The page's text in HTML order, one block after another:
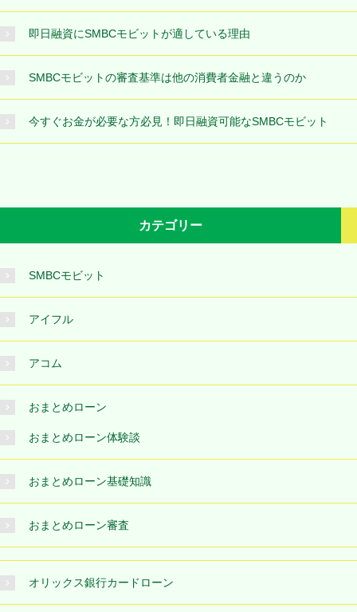
即日融資にSMBCモビットが適している理由
SMBCモビットの審査基準は他の消費者金融と違うのか
今すぐお金が必要な方必見！即日融資可能なSMBCモビット
カテゴリー
SMBCモビット
アイフル
アコム
おまとめローン
おまとめローン体験談
おまとめローン基礎知識
おまとめローン審査
オリックス銀行カードローン